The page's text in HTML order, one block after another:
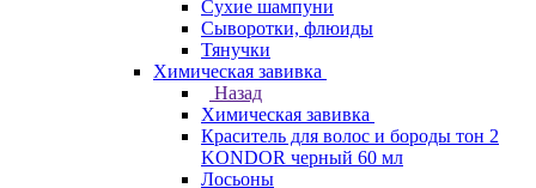
Сухие шампуни
Сыворотки, флюиды
Тянучки
Химическая завивка
Назад
Химическая завивка
Краситель для волос и бороды тон 2
KONDOR черный 60 мл
Лосьоны